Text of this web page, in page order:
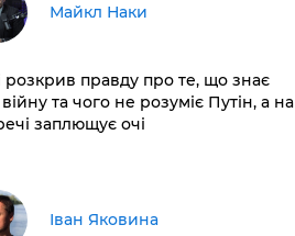
Майкл Наки
розкрив правду про те, що знає
та чого не розуміє Путін, а на
заплющує очі
Іван Яковина